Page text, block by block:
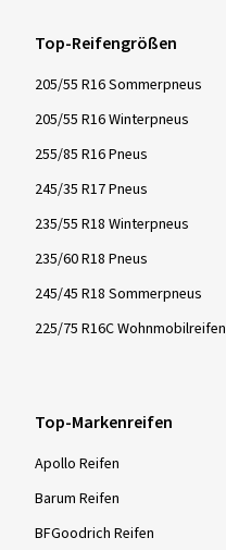
Top-Reifengrößen
205/55 R16 Sommerpneus
205/55 R16 Winterpneus
255/85 R16 Pneus
245/35 R17 Pneus
235/55 R18 Winterpneus
235/60 R18 Pneus
245/45 R18 Sommerpneus
225/75 R16C Wohnmobilreifen
Top-Markenreifen
Apollo Reifen
Barum Reifen
BFGoodrich Reifen